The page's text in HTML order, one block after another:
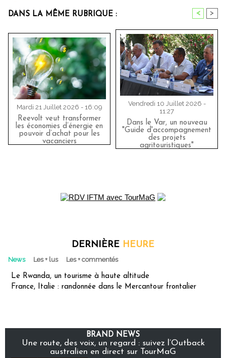
DANS LA MÊME RUBRIQUE : < >
Mardi 21 Juillet 2026 - 16:09
Reevolt veut transformer
les économies d’énergie en
pouvoir d’achat pour les
vacanciers
Vendredi 10 Juillet 2026 -
11:27
Dans le Var, un nouveau
"Guide d'accompagnement
des projets
agritouristiques"
DERNIÈRE HEURE
News Les + lus Les + commentés
Le Rwanda, un tourisme à haute altitude
France, Italie : randonnée dans le Mercantour frontalier
BRAND NEWS
Une route, des voix, un regard : suivez l’Outback
australien en direct sur TourMaG